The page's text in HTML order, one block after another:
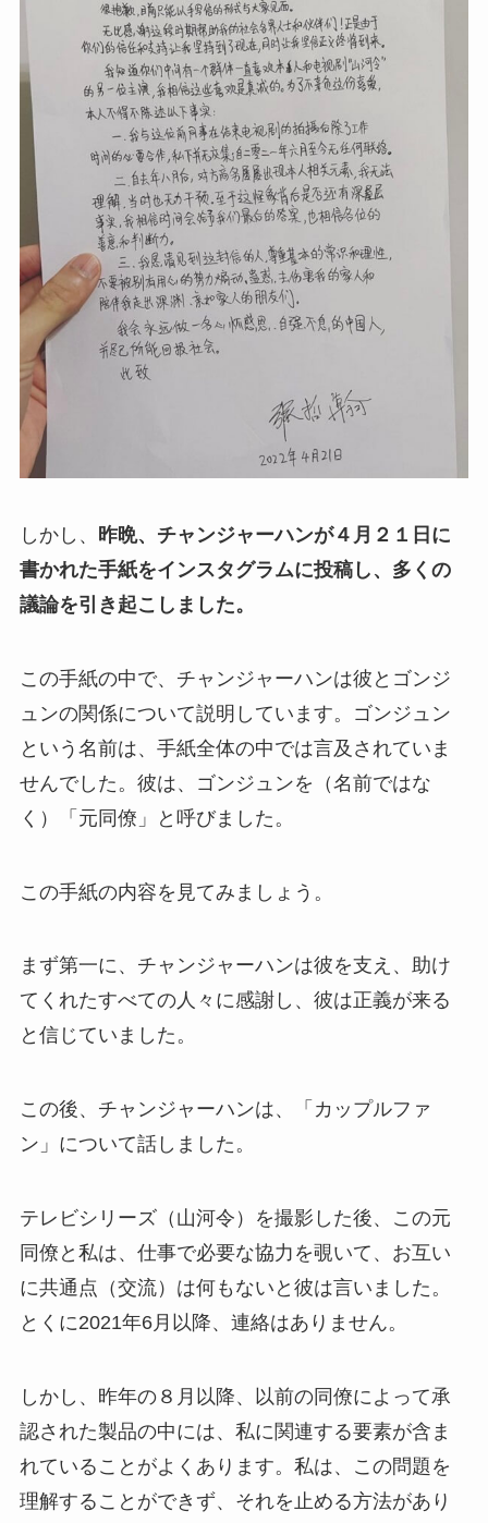
しかし、
昨晩、チャンジャーハンが４月２１日に
書かれた手紙をインスタグラムに投稿し、多くの
議論を引き起こしました。
この手紙の中で、チャンジャーハンは彼とゴンジ
ュンの関係について説明しています。ゴンジュン
という名前は、手紙全体の中では言及されていま
せんでした。彼は、ゴンジュンを（名前ではな
く）「元同僚」と呼びました。
この手紙の内容を見てみましょう。
まず第一に、チャンジャーハンは彼を支え、助け
てくれたすべての人々に感謝し、彼は正義が来る
と信じていました。
この後、チャンジャーハンは、「カップルファ
ン」について話しました。
テレビシリーズ（山河令）を撮影した後、この元
同僚と私は、仕事で必要な協力を覗いて、お互い
に共通点（交流）は何もないと彼は言いました。
とくに2021年6月以降、連絡はありません。
しかし、昨年の８月以降、以前の同僚によって承
認された製品の中には、私に関連する要素が含ま
れていることがよくあります。私は、この問題を
理解することができず、それを止める方法があり